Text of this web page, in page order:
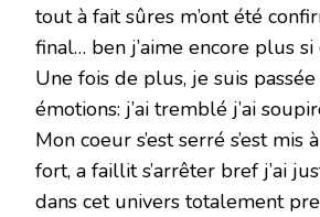
tout à fait sûres m’ont été
final… ben j’aime encore plus si
Une fois de plus, je suis
émotions: j’ai tremblé j’ai
Mon coeur s’est serré s’est
fort, a faillit s’arrêter bref j’ai
dans cet univers totalement